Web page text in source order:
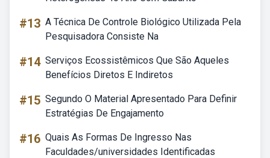
#13 A Técnica De Controle Biológico Utilizada Pela
Pesquisadora Consiste Na
#14 Serviços Ecossistêmicos Que São Aqueles
Benefícios Diretos E Indiretos
#15 Segundo O Material Apresentado Para Definir
Estratégias De Engajamento
#16 Quais As Formas De Ingresso Nas
Faculdades/universidades Identificadas